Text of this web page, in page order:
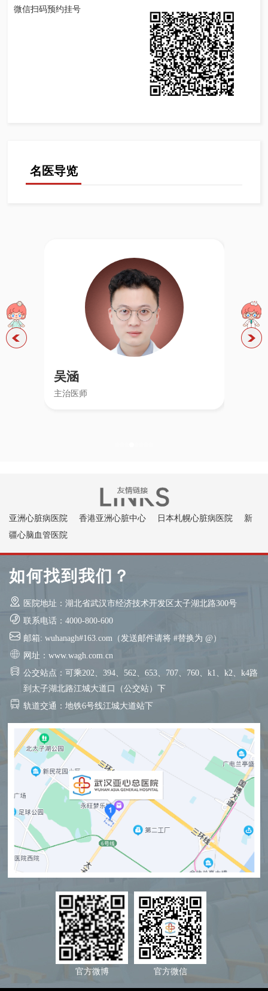
微信扫码预约挂号
名医导览
吴涵
主治医师
亚洲心脏病医院 香港亚洲心脏中心 日本札幌心脏病医院
新
疆心脑血管医院
如何找到我们？
医院地址：湖北省武汉市经济技术开发区太子湖北路300号
联系电话：4000-800-600
邮箱: wuhanagh#163.com（发送邮件请将 #替换为 @）
网址：www.wagh.com.cn
公交站点：可乘202、394、562、653、707、760、k1、k2、k4路
到太子湖北路江城大道口（公交站）下
轨道交通：地铁6号线江城大道站下
官方微博 官方微信